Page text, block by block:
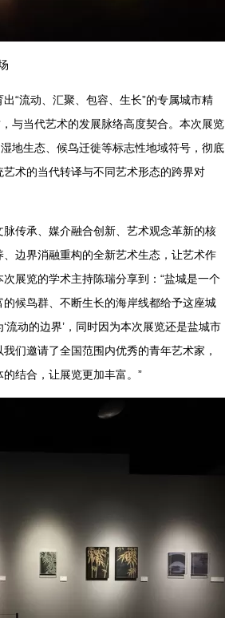
“流动、汇聚、包容、生长”的专属城市精
与当代艺术的发展脉络高度契合。本次展览
地生态、候鸟迁徙等标志性地域符号，彻底
术的当代转译与不同艺术形态的跨界对
传承、媒介融合创新、艺术观念革新的核
边界消融重构的全新艺术生态，让艺术作
展览的学术主持陈瑞分享到：“盐城是一个
候鸟群、不断生长的海岸线都给予这座城
动的边界’，同时因为本次展览还是盐城市
们邀请了全国范围内优秀的青年艺术家，
结合，让展览更加丰富。”